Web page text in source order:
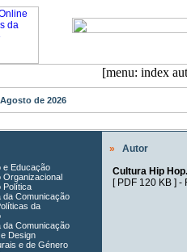
de 2026
e Educação
Organizacional
Política
da Comunicação
da
da Comunicação
Design
e de Género
»
Autor
Cultura Hip
[ PDF 120 KB] -